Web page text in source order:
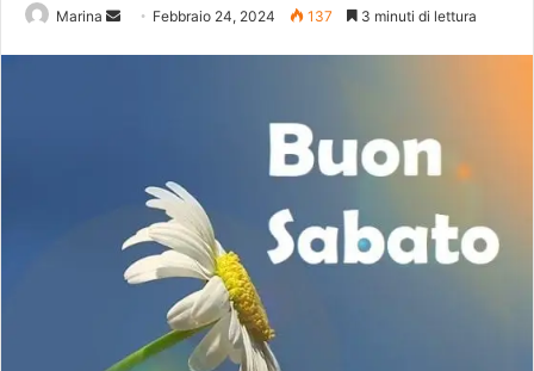
Marina Febbraio 24, 2024 137 3 minuti di lettura